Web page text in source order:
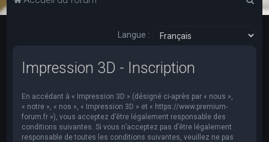
Langue :
Impression 3D - Inscription
En accédant à « Impression 3D » (désigné ci-après par « nous »,
« notre », « nos », « Impression 3D » et « https://www.premium-
forum.fr »), vous acceptez d’être légalement responsable des
conditions suivantes. Si vous n’acceptez pas d’être légalement
responsable de toutes les conditions suivantes, veuillez ne pas